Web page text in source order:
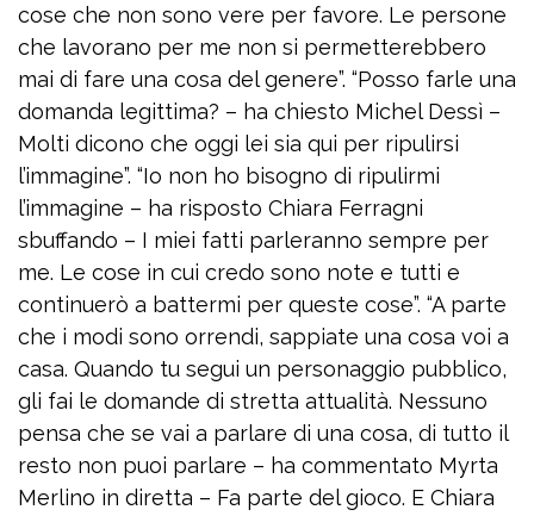
cose che non sono vere per favore. Le persone
che lavorano per me non si permetterebbero
mai di fare una cosa del genere”. “Posso farle una
domanda legittima? – ha chiesto Michel Dessì –
Molti dicono che oggi lei sia qui per ripulirsi
l’immagine”. “Io non ho bisogno di ripulirmi
l’immagine – ha risposto Chiara Ferragni
sbuffando – I miei fatti parleranno sempre per
me. Le cose in cui credo sono note e tutti e
continuerò a battermi per queste cose”. “A parte
che i modi sono orrendi, sappiate una cosa voi a
casa. Quando tu segui un personaggio pubblico,
gli fai le domande di stretta attualità. Nessuno
pensa che se vai a parlare di una cosa, di tutto il
resto non puoi parlare – ha commentato Myrta
Merlino in diretta – Fa parte del gioco. E Chiara